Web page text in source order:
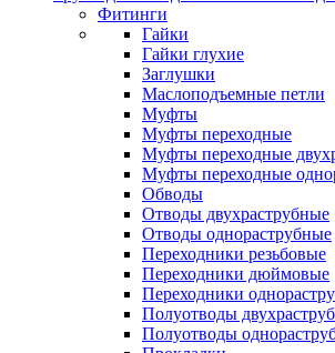
Фитинги
Гайки
Гайки глухие
Заглушки
Маслоподъемные петли
Муфты
Муфты переходные
Муфты переходные
Муфты переходные
Обводы
Отводы двухраструбные
Отводы однораструбные
Переходники резьбовые
Переходники дюймовые
Переходники
Полуотводы
Полуотводы